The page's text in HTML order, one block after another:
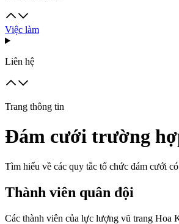
Việc làm
Liên hệ
Trang thông tin
Đám cưới trường
Tìm hiểu về các quy tắc tổ chức đám cưới
Thành viên quân đội
Các thành viên của lực lượng vũ trang Hoa